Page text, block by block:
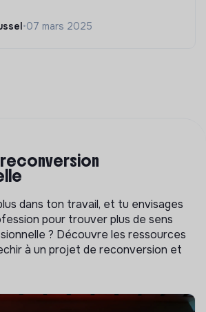
•07 mars 2025
reconversion
dans ton travail, et tu envisages
pour trouver plus de sens
? Découvre les ressources
à un projet de reconversion et